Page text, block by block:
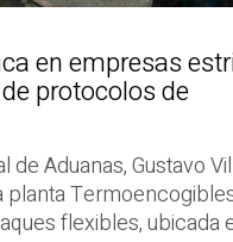
en empresas
protocolos de
de Aduanas, Gustavo
planta
flexibles, ubicada